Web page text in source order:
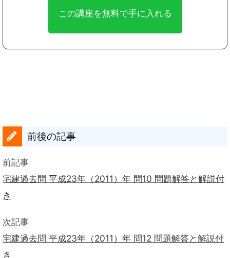
前後の記事
前記事
宅建過去問 平成23年（2011）年 問10 問題解答と解説付
き
次記事
宅建過去問 平成23年（2011）年 問12 問題解答と解説付
き